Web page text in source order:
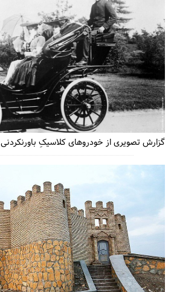
گزارش تصویری از خودروهای کلاسیکِ باورنکردنی